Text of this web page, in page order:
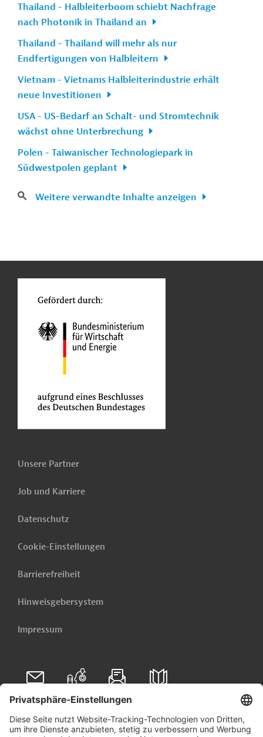
Thailand - Halbleiterboom schiebt Nachfrage
nach Photonik in Thailand an
Thailand - Thailand will mehr als nur
Endfertigungen von Halbleitern
Vietnam - Vietnams Halbleiterindustrie erhält
neue Investitionen
USA - US-Bedarf an Schalt- und Stromtechnik
wächst ohne Unterbrechung
Polen - Taiwanischer Technologiepark in
Südwestpolen geplant
Weitere verwandte Inhalte anzeigen
Unsere Partner
Job und Karriere
Datenschutz
Cookie-Einstellungen
Barrierefreiheit
Hinweisgebersystem
Impressum
Folgen Sie uns auf